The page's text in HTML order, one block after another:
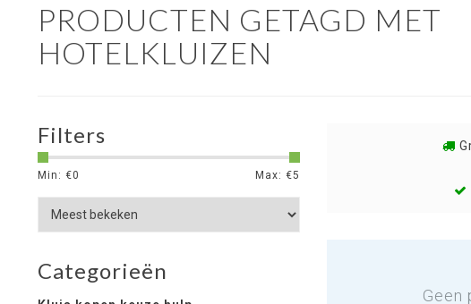
PRODUCTEN GETAGD MET
HOTELKLUIZEN
Filters
Min: €0 Max: €5
Categorieën
Geen